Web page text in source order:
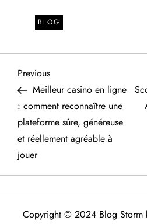
BLOG
P
o
s
t
n
a
Previous
Post
Previous
Meilleur casino en ligne
: comment reconnaître une
plateforme sûre, généreuse
et réellement agréable à
jouer
Copyright © 2024 Blog Storm